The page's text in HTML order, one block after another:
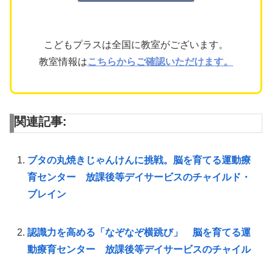
こどもプラスは全国に教室がございます。
教室情報はこちらからご確認いただけます。
関連記事:
ブタの丸焼きじゃんけんに挑戦。脳を育てる運動療
育センター 放課後等デイサービスのチャイルド・
ブレイン
認識力を高める「なぞなぞ横跳び」 脳を育てる運
動療育センター 放課後等デイサービスのチャイル